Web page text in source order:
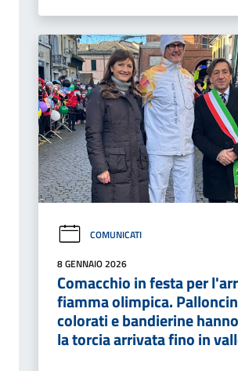
COMUNICATI
8 GENNAIO 2026
Comacchio in festa per
fiamma olimpica.
colorati e bandierine
la torcia arrivata fino in